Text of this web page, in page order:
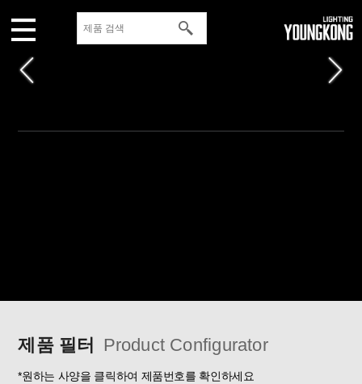
제품 필터 Product Configurator
*원하는 사양을 클릭하여 제품번호를 확인하세요